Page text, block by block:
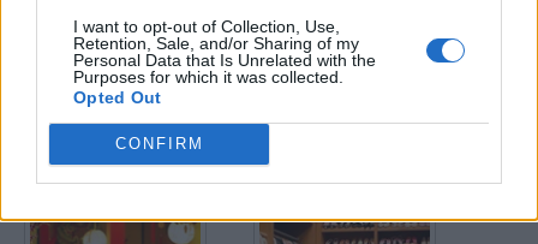
I want to opt-out of Collection, Use,
Retention, Sale, and/or Sharing of my
Personal Data that Is Unrelated with the
Purposes for which it was collected.
Opted Out
CONFIRM